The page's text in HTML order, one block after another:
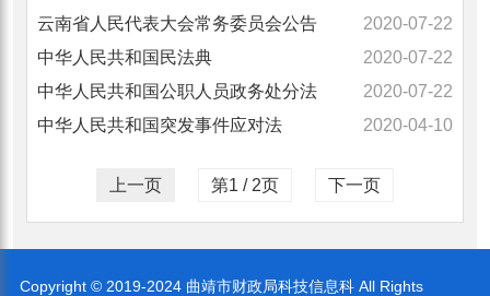
云南省人民代表大会常务委员会公告
2020-07-22
中华人民共和国民法典
2020-07-22
中华人民共和国公职人员政务处分法
2020-07-22
中华人民共和国突发事件应对法
2020-04-10
上一页 第1 / 2页 下一页
Copyright © 2019-2024 曲靖市财政局科技信息科 All Rights